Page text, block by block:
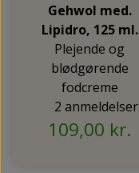
Gehwol med.
Lipidro, 125 ml.
Plejende og
blødgørende
fodcreme
2 anmeldelser
109,00 kr.